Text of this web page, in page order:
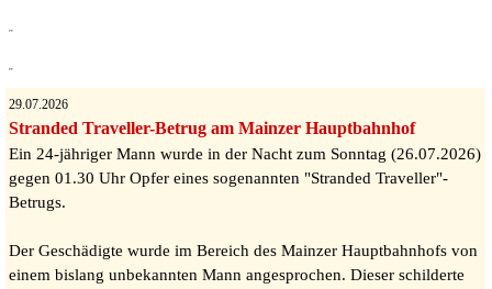
29.07.2026
Stranded Traveller-Betrug am Mainzer Hauptbahnhof
Ein 24-jähriger Mann wurde in der Nacht zum Sonntag (26.07.2026)
gegen 01.30 Uhr Opfer eines sogenannten "Stranded Traveller"-
Betrugs.
Der Geschädigte wurde im Bereich des Mainzer Hauptbahnhofs von
einem bislang unbekannten Mann angesprochen. Dieser schilderte